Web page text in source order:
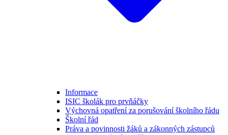
Informace
ISIC školák pro prvňáčky
Výchovná opatření za porušování školního řádu
Školní řád
Práva a povinnosti žáků a zákonných zástupců